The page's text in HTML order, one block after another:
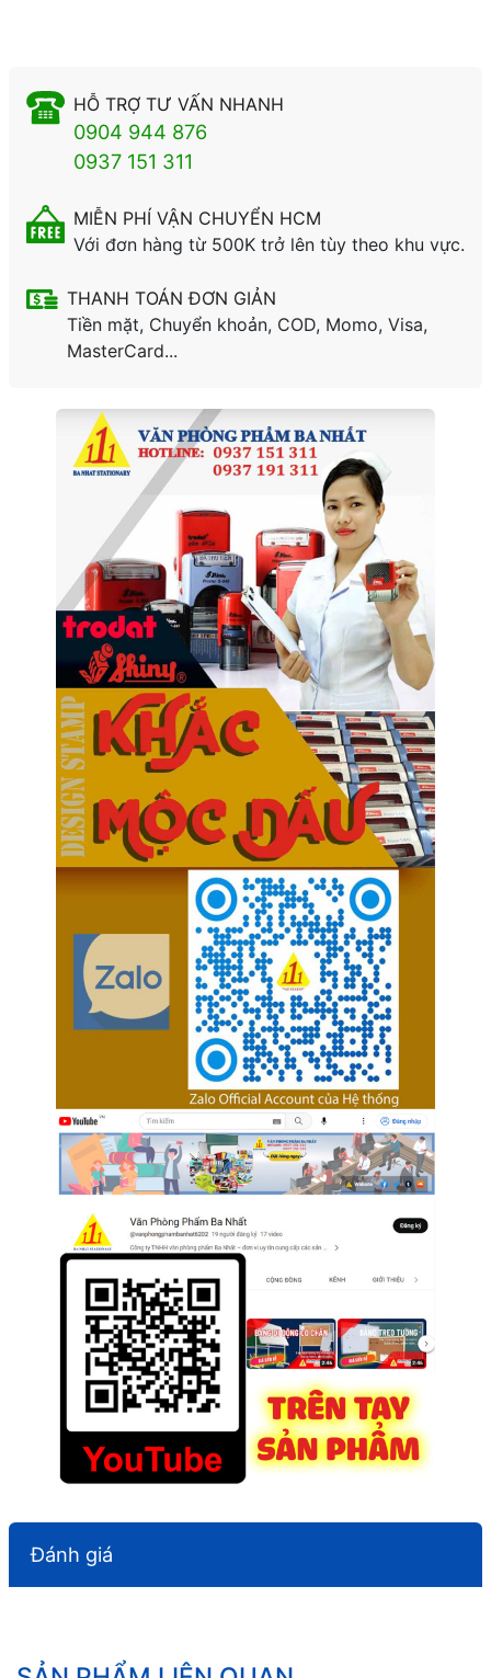
HỖ TRỢ TƯ VẤN NHANH
0904 944 876
0937 151 311
MIỄN PHÍ VẬN CHUYỂN HCM
Với đơn hàng từ 500K trở lên tùy theo khu vực.
THANH TOÁN ĐƠN GIẢN
Tiền mặt, Chuyển khoản, COD, Momo, Visa,
MasterCard...
Đánh giá